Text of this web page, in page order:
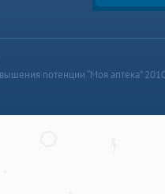
потенции “Моя аптека”